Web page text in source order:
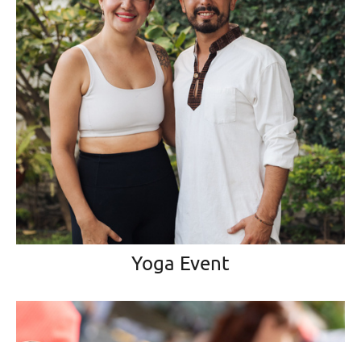
Yoga Event